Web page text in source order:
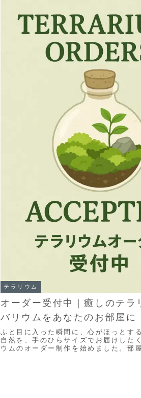
テラリウム
オーダー受付中｜癒しのテラ
バリウムをあなたのお部屋に
ふと目に入った瞬間に、心がほっとす
自然を、手のひらサイズでお届けした
ウムのオーダー制作を始めました。部